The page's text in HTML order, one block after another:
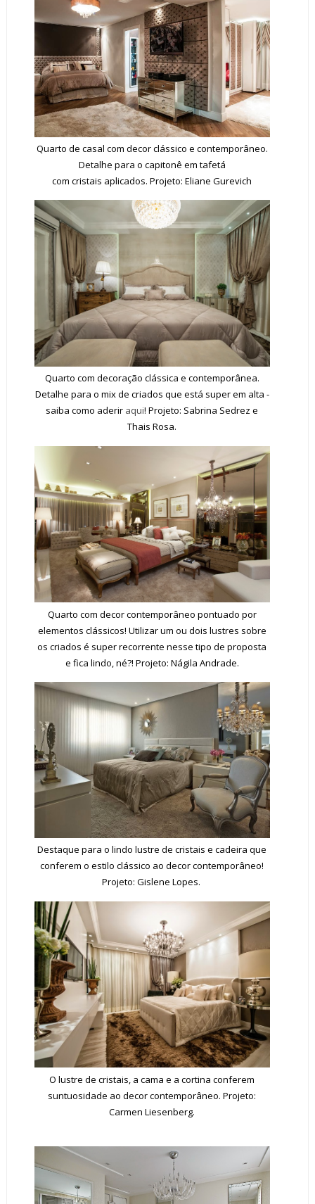
Quarto de casal com decor clássico e contemporâneo.
Detalhe para o capitonê em tafetá
com cristais aplicados. Projeto: Eliane Gurevich
Quarto com decoração clássica e contemporânea.
Detalhe para o mix de criados que está super em alta -
saiba como aderir aqui! Projeto: Sabrina Sedrez e
Thais Rosa.
Quarto com decor contemporâneo pontuado por
elementos clássicos! Utilizar um ou dois lustres sobre
os criados é super recorrente nesse tipo de proposta
e fica lindo, né?! Projeto: Nágila Andrade.
Destaque para o lindo lustre de cristais e cadeira que
conferem o estilo clássico ao decor contemporâneo!
Projeto: Gislene Lopes.
O lustre de cristais, a cama e a cortina conferem
suntuosidade ao decor contemporâneo. Projeto:
Carmen Liesenberg.